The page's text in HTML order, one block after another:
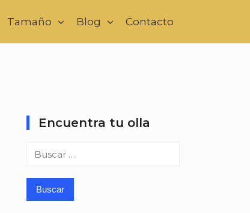
Tamaño Blog Contacto
Encuentra tu olla
Buscar: